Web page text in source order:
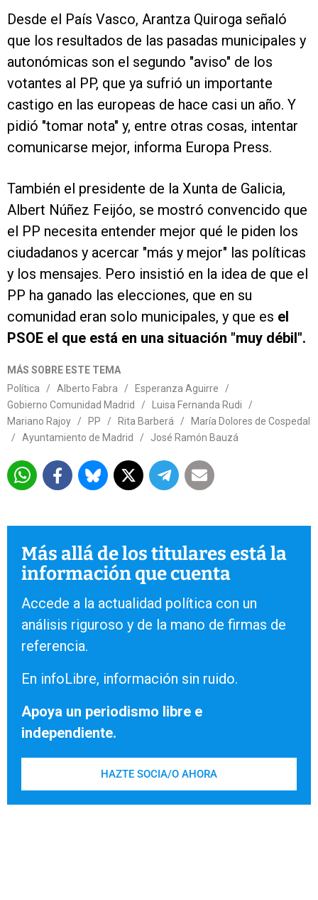
Desde el País Vasco, Arantza Quiroga señaló
que los resultados de las pasadas municipales y
autonómicas son el segundo "aviso" de los
votantes al PP, que ya sufrió un importante
castigo en las europeas de hace casi un año. Y
pidió "tomar nota" y, entre otras cosas, intentar
comunicarse mejor, informa Europa Press.
También el presidente de la Xunta de Galicia,
Albert Núñez Feijóo, se mostró convencido que
el PP necesita entender mejor qué le piden los
ciudadanos y acercar "más y mejor" las políticas
y los mensajes. Pero insistió en la idea de que el
PP ha ganado las elecciones, que en su
comunidad eran solo municipales, y que es el
PSOE el que está en una situación "muy débil".
MÁS SOBRE ESTE TEMA
Política
/ Alberto Fabra / Esperanza Aguirre
/
Gobierno Comunidad Madrid
/ Luisa Fernanda Rudi
/
Mariano Rajoy
/ PP / Rita Barberá /
María Dolores de Cospedal
/
Ayuntamiento de Madrid / José Ramón Bauzá
Más allá de los titulares está la
información que cuenta
Accede a la actualidad política con un
análisis riguroso y de la mano de firmas de
referencia.
En infoLibre, información sin ruido.
Apoya un periodismo libre e
independiente.
HAZTE SOCIA/O AHORA